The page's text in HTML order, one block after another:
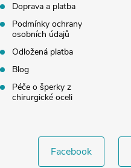
Doprava a platba
Podmínky ochrany
osobních údajů
Odložená platba
Blog
Péče o šperky z
chirurgické oceli
Facebook